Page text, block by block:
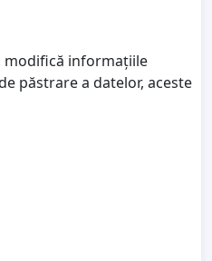
modifică informațiile
păstrare a datelor, aceste